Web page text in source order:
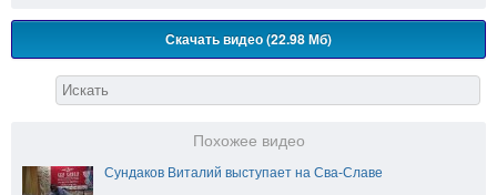
Скачать видео (22.98 Мб)
Похожее видео
Сундаков Виталий выступает на Сва-Славе